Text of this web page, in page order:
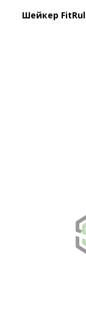
Шейкер